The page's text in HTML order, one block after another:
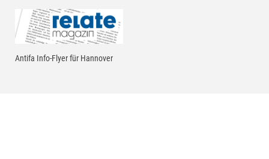
content
Antifa Info-Flyer für Hannover